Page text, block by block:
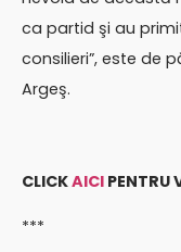
ca partid şi au
consilieri”, este de
Argeş.
CLICKAICI PENTRU
***